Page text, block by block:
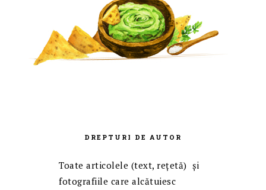
DREPTURI DE AUTOR
Toate articolele (text, reţetă) și
fotografiile care alcătuiesc